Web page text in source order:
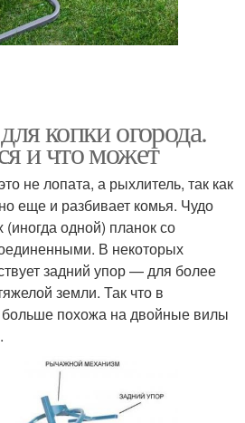
копки огорода.
и что может
не лопата, а рыхлитель, так как
еще и разбивает комья. Чудо
(иногда одной) планок со
В некоторых
задний упор — для более
земли. Так что в
больше похожа на двойные вилы